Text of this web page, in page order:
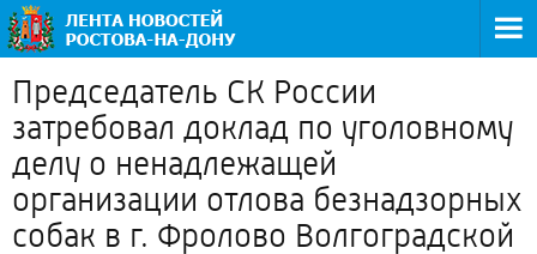
Председатель СК России
затребовал доклад по уголовному
делу о ненадлежащей
организации отлова безнадзорных
собак в г. Фролово Волгоградской